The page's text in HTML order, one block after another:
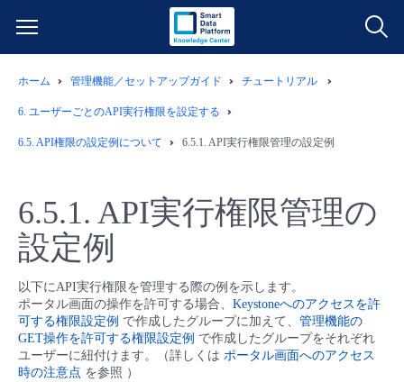
サービス一覧
データ利活用
ネットワーク
IoT
モニタリング/監査
よくある質問
クラウド/サーバー
ネットワーク
IoT
料金シミュレーター
データ利活用
クラウド/サーバー
ご利用開始ガイド
■ 管理機能
- 管理機能
ユースケース
- バックアップ
故障/メンテナンス情報
ホーム 管理機能／セットアップガイド チュートリアル
6. ユーザーごとのAPI実行権限を設定する
6.5. API権限の設定例について 6.5.1. API実行権限管理の設定例
6.5.1. API実行権限管理の
設定例
以下にAPI実行権限を管理する際の例を示します。
ポータル画面の操作を許可する場合、 Keystoneへのアクセスを許
可する権限設定例 で作成したグループに加えて、 管理機能の
GET操作を許可する権限設定例 で作成したグループをそれぞれ
ユーザーに紐付けます。（詳しくは ポータル画面へのアクセス
時の注意点 を参照 ）